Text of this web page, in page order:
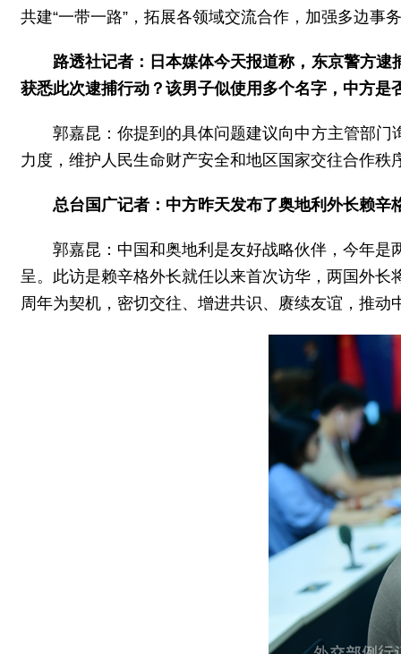
共建“一带一路”，拓展各领域交流合作，加强多边
路透社记者：日本媒体今天报道称，东京警方
获悉此次逮捕行动？该男子似使用多个名字，中方是
郭嘉昆：你提到的具体问题建议向中方主管部
力度，维护人民生命财产安全和地区国家交往合作秩
总台国广记者：中方昨天发布了奥地利外长赖
郭嘉昆：中国和奥地利是友好战略伙伴，今年
呈。此访是赖辛格外长就任以来首次访华，两国外
周年为契机，密切交往、增进共识、赓续友谊，推